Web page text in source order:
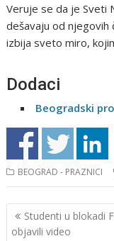
Veruje se da je Sveti
dešavaju od
izbija sveto miro,
Dodaci
Beogradski
BEOGRAD - PRAZNICI
Кретање
чланка
Studenti u blokadi
objavili video